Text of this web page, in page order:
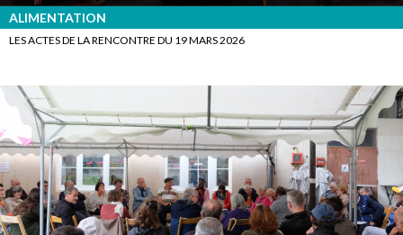
ALIMENTATION
LES ACTES DE LA RENCONTRE DU 19 MARS 2026